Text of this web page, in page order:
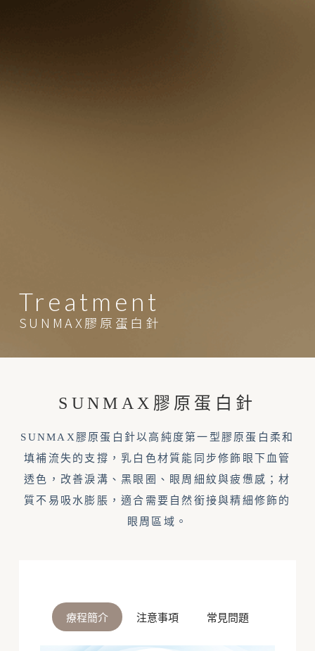
Treatment
SUNMAX膠原蛋白針
SUNMAX膠原蛋白針
SUNMAX膠原蛋白針以高純度第一型膠原蛋白柔和
填補流失的支撐，乳白色材質能同步修飾眼下血管
透色，改善淚溝、黑眼圈、眼周細紋與疲憊感；材
質不易吸水膨脹，適合需要自然銜接與精細修飾的
眼周區域。
療程簡介 注意事項 常見問題